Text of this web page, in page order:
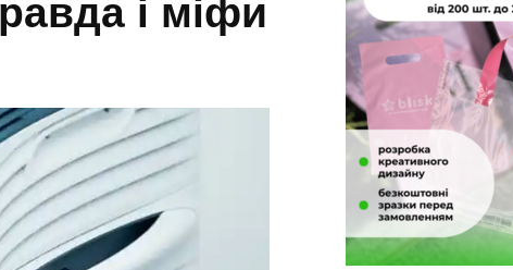
і міфи